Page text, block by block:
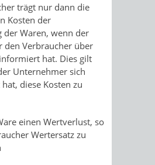
trägt nur dann die
Kosten der
der Waren, wenn der
den Verbraucher über
hat. Dies gilt
Unternehmer sich
diese Kosten zu
einen Wertverlust, so
Wertersatz zu